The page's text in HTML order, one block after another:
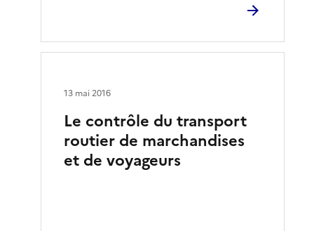
Le contrôle du transport
routier de marchandises
et de voyageurs
13 mai 2016